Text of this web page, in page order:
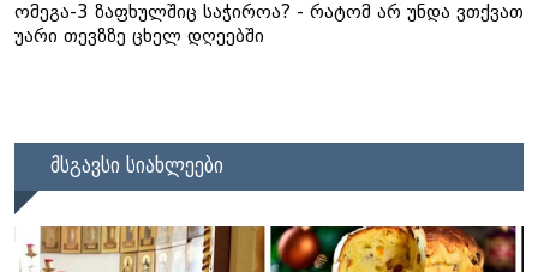
ომეგა-3 ზაფხულშიც საჭიროა? - რატომ არ უნდა ვთქვათ
უარი თევზზე ცხელ დღეებში
მსგავსი სიახლეები